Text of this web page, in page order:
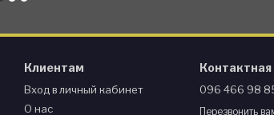
Клиентам
Вход в личный кабинет
О нас
096 466 98
Перезвонить